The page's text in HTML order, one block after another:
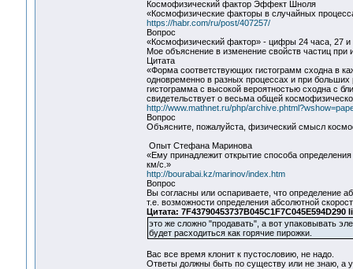
Космофизический фактор Эффект Шноля
«Космофизические факторы в случайных
https://habr.com/ru/post/407257/
Вопрос
«Космофизический фактор» - цифры 24 часа, 27
Мое объяснение в изменение свойств частиц
Цитата
«Форма соответствующих гистограмм сходна в
одновременно в разных процессах и при
гистограмма с высокой вероятностью сходна с
свидетельствует о весьма общей
http://www.mathnet.ru/php/
Вопрос
Объясните, пожалуйста, физический смысл
Опыт Стефана Маринова
«Ему принадлежит открытие способа
км/с.»
http://bourabai.kz/marinov/index.htm
Вопрос
Вы согласны или оспариваете, что определение
т.е. возможности определения абсолютной
Цитата: 7F43790453737B045C1F7C045E594D290
это же сложно "продавать", а вот упаковывать
будет расходиться как горячие пирожки.
Вас все время клонит к пустословию, не надо.
Ответы должны быть по существу или не знаю, а